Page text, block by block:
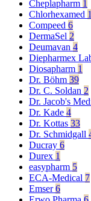
Cheplapharm 1
Chlorhexamed 1
Compeed 6
DermaSel 2
Deumavan 4
Diepharmex
Diosapharm 1
Dr. Böhm 39
Dr. C. Soldan 2
Dr. Jacob's
Dr. Kade 4
Dr. Kottas 33
Dr. Schmidgall
Ducray 6
Durex 1
easypharm 5
ECA-Medical 7
Emser6